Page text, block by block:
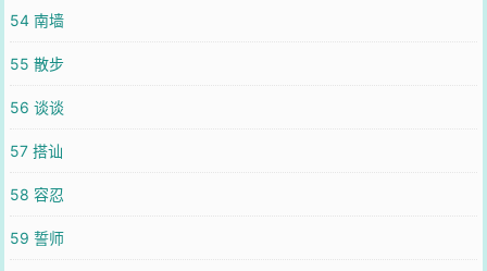
54 南墙
55 散步
56 谈谈
57 搭讪
58 容忍
59 誓师